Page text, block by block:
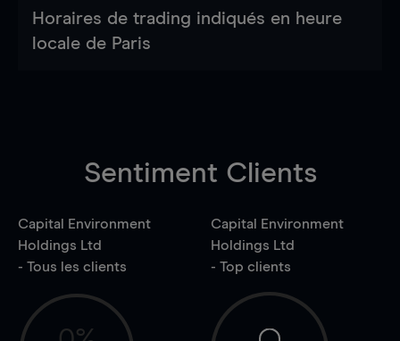
Horaires de trading indiqués en heure
locale de Paris
Sentiment Clients
Capital Environment
Holdings Ltd
- Tous les clients
Capital Environment
Holdings Ltd
- Top clients